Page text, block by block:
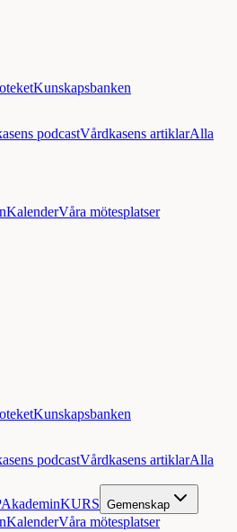
Kunskapsbanken
podcastVårdkasens artiklarAlla
KalenderVåra mötesplatser
Kunskapsbanken
podcastVårdkasens artiklarAlla
AkademinKURS Gemenskap
KalenderVåra mötesplatser